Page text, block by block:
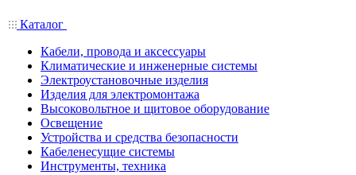
Каталог
Кабели, провода и аксессуары
Климатические и инженерные системы
Электроустановочные изделия
Изделия для электромонтажа
Высоковольтное и щитовое оборудование
Освещение
Устройства и средства безопасности
Кабеленесущие системы
Инструменты, техника